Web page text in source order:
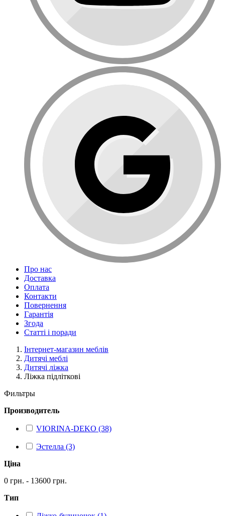
Про нас
Доставка
Оплата
Контакти
Повернення
Гарантія
Згода
Статті і поради
Інтернет-магазин меблів
Дитячі меблі
Дитячі ліжка
Ліжка підліткові
Фильтры
Производитель
VIORINA-DEKO (38)
Эстелла (3)
Ціна
0 грн. - 13600 грн.
Тип